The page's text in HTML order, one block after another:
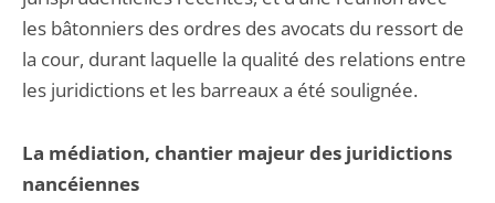
les bâtonniers des ordres des avocats du ressort de
la cour, durant laquelle la qualité des relations entre
les juridictions et les barreaux a été soulignée.
La médiation, chantier majeur des juridictions
nancéiennes